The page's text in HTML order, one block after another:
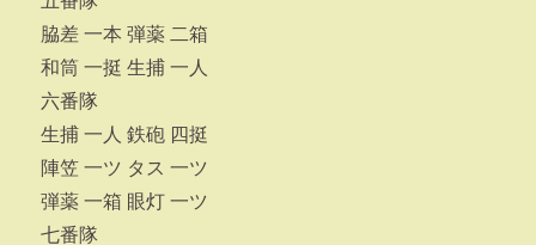
脇差 一本 弾薬 二箱
和筒 一挺 生捕 一人
六番隊
生捕 一人 鉄砲 四挺
陣笠 一ツ タス 一ツ
弾薬 一箱 眼灯 一ツ
七番隊